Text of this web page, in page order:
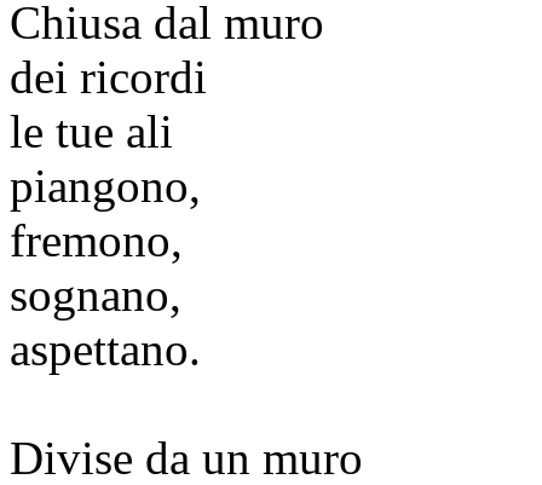
Chiusa dal muro
dei ricordi
le tue ali
piangono,
fremono,
sognano,
aspettano.
Divise da un muro